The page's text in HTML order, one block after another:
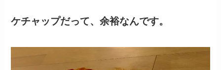
ケチャップだって、余裕なんです。